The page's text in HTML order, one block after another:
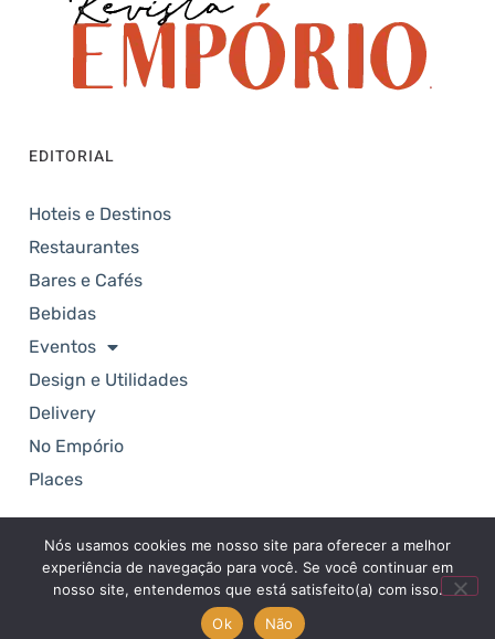
EDITORIAL
Hoteis e Destinos
Restaurantes
Bares e Cafés
Bebidas
Eventos
Design e Utilidades
Delivery
No Empório
Places
Copyright © 2025. Revista Empório. Todos os
direitos reservados.
Nós usamos cookies me nosso site para oferecer a melhor
experiência de navegação para você. Se você continuar em
nosso site, entendemos que está satisfeito(a) com isso.
Ok
Não